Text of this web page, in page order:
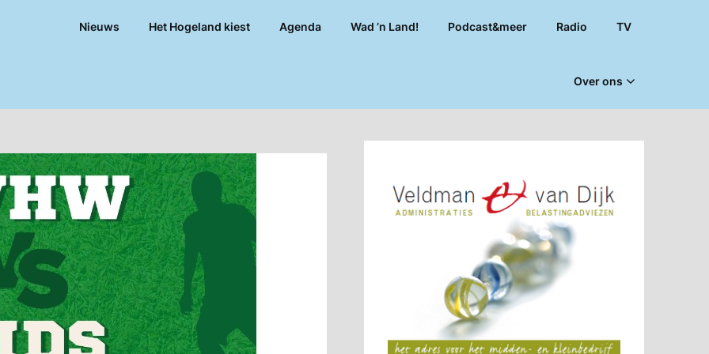
Nieuws Het Hogeland kiest Agenda Wad ’n Land! Podcast&meer Radio TV
Over ons